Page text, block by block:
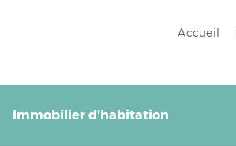
Accueil
Immobilier d'habitation